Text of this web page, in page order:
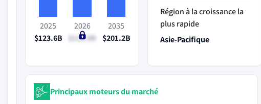
2025
$123.6B
2026
$119.9B
2035
$201.2B
Région à la croissance la
plus rapide
Asie-Pacifique
Principaux moteurs du marché